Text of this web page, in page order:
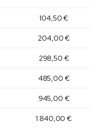
104,50 €
204,00 €
298,50 €
485,00 €
945,00 €
1.840,00 €